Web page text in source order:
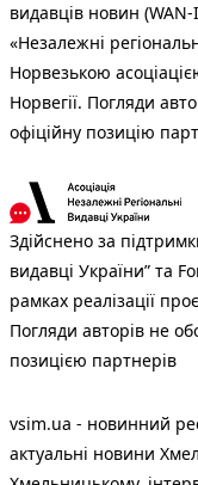
видавців новин (WAN-
«Незалежні
Норвезькою
Норвегії. Погляди
офіційну позицію
Здійснено за
видавці України” та
рамках реалізації
Погляди авторів не
позицією партнерів
vsim.ua - новинний
актуальні новини